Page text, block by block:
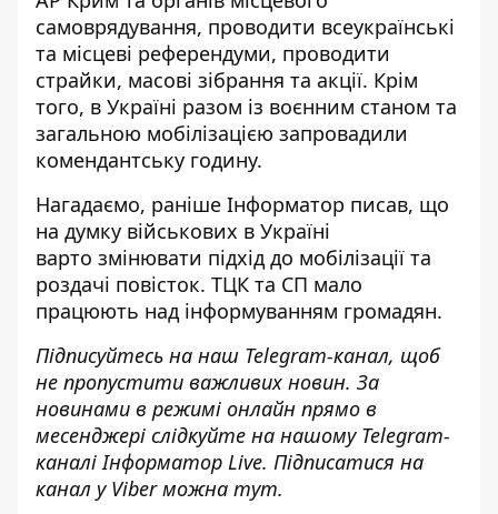
самоврядування, проводити всеукраїнські
та місцеві референдуми, проводити
страйки, масові зібрання та акції. Крім
того, в Україні разом із воєнним станом та
загальною мобілізацією запровадили
комендантську годину.
Нагадаємо, раніше Інформатор писав, що
на думку військових в Україні
варто змінювати підхід до мобілізації та
роздачі повісток. ТЦК та СП мало
працюють над інформуванням громадян.
Підписуйтесь на наш Telegram-канал, щоб
не пропустити важливих новин. За
новинами в режимі онлайн прямо в
месенджері слідкуйте на нашому Telegram-
каналіІнформатор Live. Підписатися на
канал у Viber можна тут.